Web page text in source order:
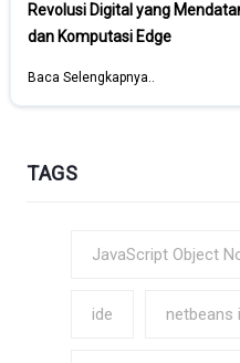
Revolusi Digital yang
dan Komputasi Edge
Baca Selengkapnya..
TAGS
JavaScript Object
ide netbeans